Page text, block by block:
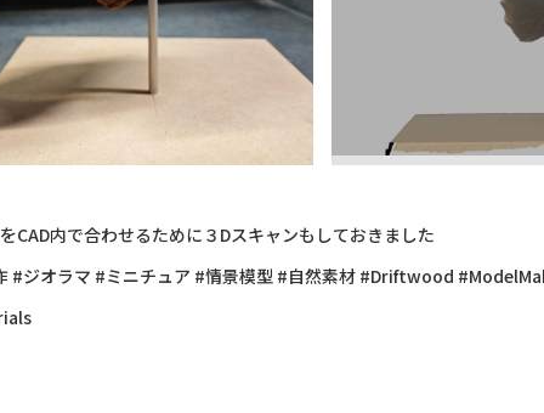
CAD内で合わせるために３Dスキャンもしておきました
#ジオラマ #ミニチュア #情景模型 #自然素材 #Driftwood